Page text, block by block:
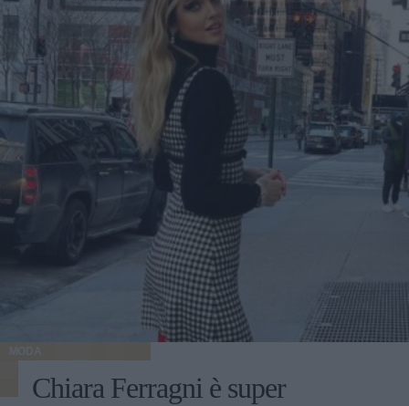
MODA
Chiara Ferragni è super